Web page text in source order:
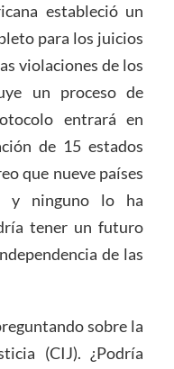
estableció un
para los juicios
violaciones de los
un proceso de
entrará en
de 15 estados
que nueve países
y ninguno lo ha
tener un futuro
de las
sobre la
(CIJ). ¿Podría